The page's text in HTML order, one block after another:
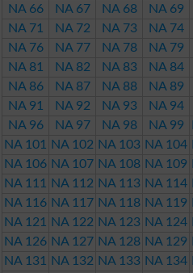
NA 66
NA 67 NA 68 NA 69
NA 71
NA 72 NA 73 NA 74
NA 76
NA 77 NA 78 NA 79
NA 81
NA 82 NA 83 NA 84
NA 86
NA 87 NA 88 NA 89
NA 91
NA 92 NA 93 NA 94
NA 96
NA 97 NA 98 NA 99
NA 101
NA 102 NA 103 NA 104
NA 106 NA 107 NA 108 NA 109
NA 111
NA 112 NA 113 NA 114
NA 116 NA 117 NA 118 NA 119
NA 121
NA 122 NA 123 NA 124
NA 126 NA 127 NA 128 NA 129
NA 131
NA 132 NA 133 NA 134